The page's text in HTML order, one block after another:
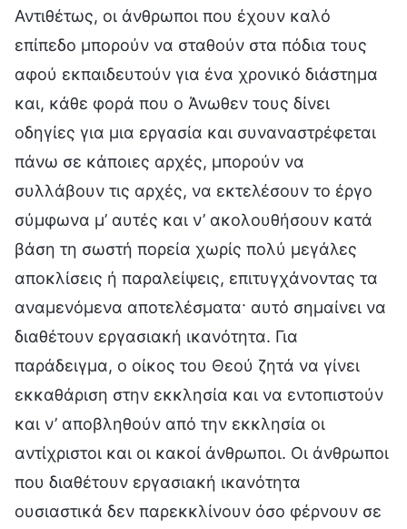
Αντιθέτως, οι άνθρωποι που έχουν καλό
επίπεδο μπορούν να σταθούν στα πόδια τους
αφού εκπαιδευτούν για ένα χρονικό διάστημα
και, κάθε φορά που ο Άνωθεν τους δίνει
οδηγίες για μια εργασία και συναναστρέφεται
πάνω σε κάποιες αρχές, μπορούν να
συλλάβουν τις αρχές, να εκτελέσουν το έργο
σύμφωνα μ’ αυτές και ν’ ακολουθήσουν κατά
βάση τη σωστή πορεία χωρίς πολύ μεγάλες
αποκλίσεις ή παραλείψεις, επιτυγχάνοντας τα
αναμενόμενα αποτελέσματα· αυτό σημαίνει να
διαθέτουν εργασιακή ικανότητα. Για
παράδειγμα, ο οίκος του Θεού ζητά να γίνει
εκκαθάριση στην εκκλησία και να εντοπιστούν
και ν’ αποβληθούν από την εκκλησία οι
αντίχριστοι και οι κακοί άνθρωποι. Οι άνθρωποι
που διαθέτουν εργασιακή ικανότητα
ουσιαστικά δεν παρεκκλίνουν όσο φέρνουν σε